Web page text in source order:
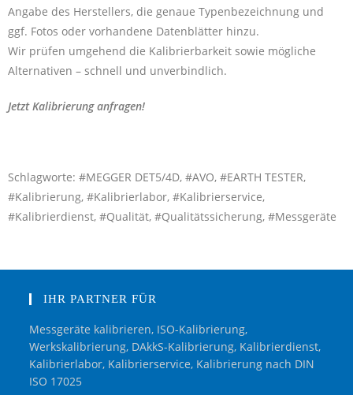
Angabe des Herstellers, die genaue Typenbezeichnung und
ggf. Fotos oder vorhandene Datenblätter hinzu.
Wir prüfen umgehend die Kalibrierbarkeit sowie mögliche
Alternativen – schnell und unverbindlich.
Jetzt Kalibrierung anfragen!
Schlagworte: #MEGGER DET5/4D, #AVO, #EARTH TESTER,
#Kalibrierung, #Kalibrierlabor, #Kalibrierservice,
#Kalibrierdienst, #Qualität, #Qualitätssicherung, #Messgeräte
IHR PARTNER FÜR
Messgeräte kalibrieren, ISO-Kalibrierung,
Werkskalibrierung, DAkkS-Kalibrierung, Kalibrierdienst,
Kalibrierlabor, Kalibrierservice, Kalibrierung nach DIN
ISO 17025